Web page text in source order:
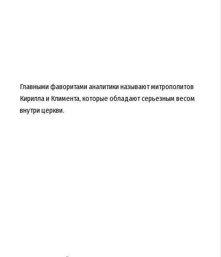
Главными фаворитами аналитики называют митрополитов
Кирилла и Климента, которые обладают серьезным весом
внутри церкви.